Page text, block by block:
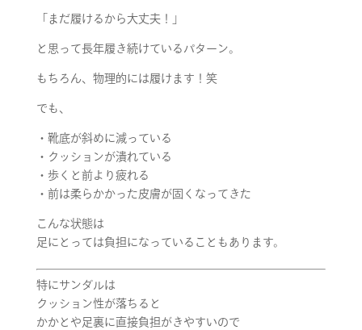
「まだ履けるから大丈夫！」
と思って長年履き続けているパターン。
もちろん、物理的には履けます！笑
でも、
・靴底が斜めに減っている
・クッションが潰れている
・歩くと前より疲れる
・前は柔らかかった皮膚が固くなってきた
こんな状態は
足にとっては負担になっていることもあります。
特にサンダルは
クッション性が落ちると
かかとや足裏に直接負担がきやすいので